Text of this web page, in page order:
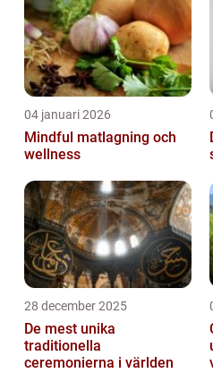
04 januari 2026
Mindful matlagning och
wellness
28 december 2025
De mest unika
traditionella
ceremonierna i världen